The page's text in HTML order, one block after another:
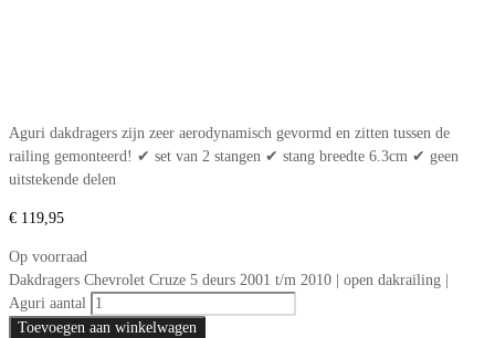
Aguri dakdragers zijn zeer aerodynamisch gevormd en zitten tussen de
railing gemonteerd! ✔ set van 2 stangen ✔ stang breedte 6.3cm ✔ geen
uitstekende delen
€ 119,95
Op voorraad
Dakdragers Chevrolet Cruze 5 deurs 2001 t/m 2010 | open dakrailing |
Aguri aantal
Toevoegen aan winkelwagen